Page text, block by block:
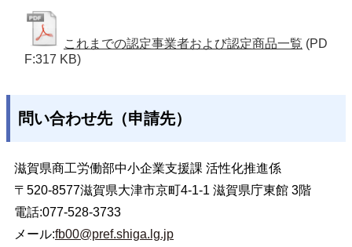
これまでの認定事業者および認定商品一覧 (PD
F:317 KB)
問い合わせ先（申請先）
滋賀県商工労働部中小企業支援課 活性化推進係
〒520-8577滋賀県大津市京町4-1-1 滋賀県庁東館 3階
電話:077-528-3733
メール:fb00@pref.shiga.lg.jp